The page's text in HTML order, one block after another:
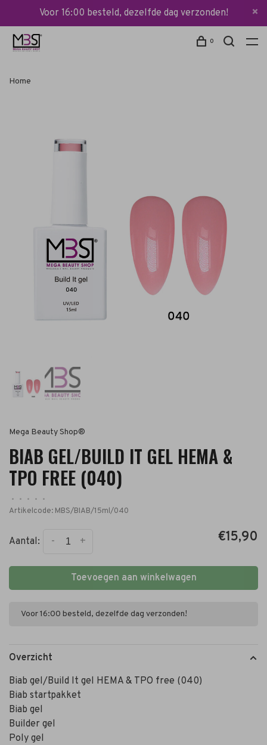
Voor 16:00 besteld, dezelfde dag verzonden!
0
Home
Mega Beauty Shop®
BIAB GEL/BUILD IT GEL HEMA &
TPO FREE (040)
• • • •
•
Artikelcode: MBS/BIAB/15ml/040
Aantal: +
- €15,90
Toevoegen aan winkelwagen
Voor 16:00 besteld, dezelfde dag verzonden!
Overzicht
Biab gel/Build It gel HEMA & TPO free (040)
Biab startpakket
Biab gel
Builder gel
Poly gel